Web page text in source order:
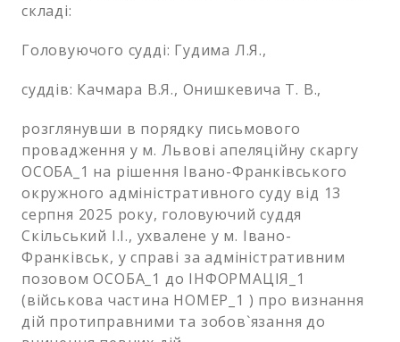
складі:
Головуючого судді: Гудима Л.Я.,
суддів: Качмара В.Я., Онишкевича Т. В.,
розглянувши в порядку письмового
провадження у м. Львові апеляційну скаргу
ОСОБА_1 на рішення Івано-Франківського
окружного адміністративного суду від 13
серпня 2025 року, головуючий суддя
Скільський І.І., ухвалене у м. Івано-
Франківськ, у справі за адміністративним
позовом ОСОБА_1 до ІНФОРМАЦІЯ_1
(військова частина НОМЕР_1 ) про визнання
дій протиправними та зобов`язання до